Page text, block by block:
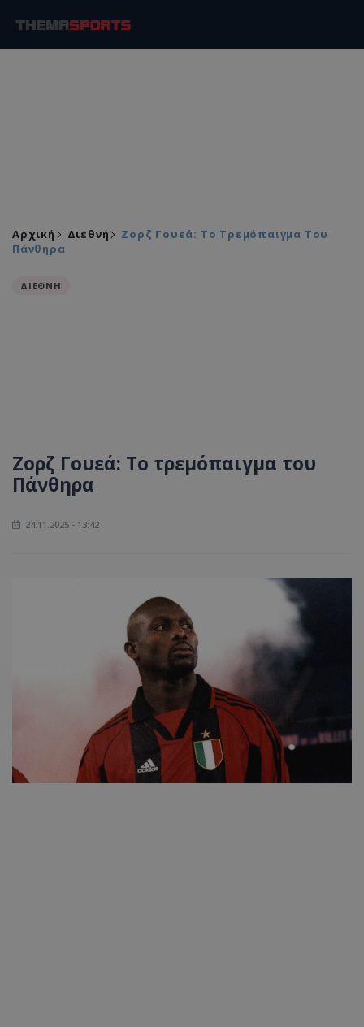
Αρχική Διεθνή
Ζορζ Γουεά: Tο Τρεμόπαιγμα Του
Πάνθηρα
ΔΙΕΘΝΗ
Ζορζ Γουεά: Tο τρεμόπαιγμα του
Πάνθηρα
24.11.2025 - 13:42